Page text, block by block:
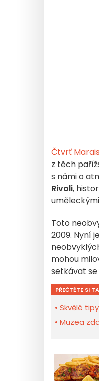
Čtvrť Marais
z těch
s námi o
Rivoli,
Toto
2009. Nyní
mohou
setkávat
PŘEČTĚTE SI
Skvělé
Muzea